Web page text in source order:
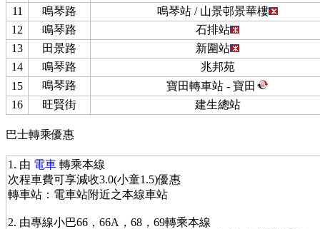
11
鳴琴路
鳴琴站 / 山景邨景華樓
12
鳴琴路
石排站
13
田景路
新圍站
14
鳴琴路
兆邦苑
15
鳴琴路
寶田轉車站 - 寶田
16
旺賢街 建生總站
巴士轉乘優惠
1. 由 電車 轉乘本線
次程車費可享減收3.0(小童1.5)優惠
轉車站：電車站附近之本線車站
2. 由專線小巴66，66A，68，69轉乘本線